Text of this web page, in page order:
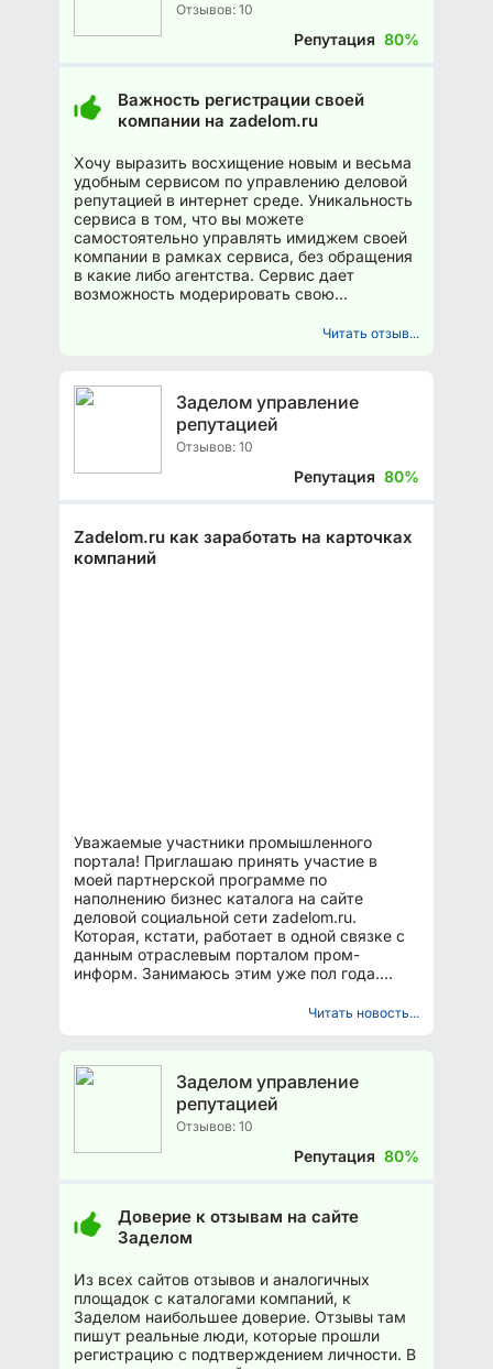
Отзывов: 10
Репутация 80%
Важность регистрации своей
компании на zadelom.ru
Хочу выразить восхищение новым и весьма
удобным сервисом по управлению деловой
репутацией в интернет среде. Уникальность
сервиса в том, что вы можете
самостоятельно управлять имиджем своей
компании в рамках сервиса, без обращения
в какие либо агентства. Сервис дает
возможность модерировать свою
Читать отзыв...
Заделом управление
репутацией
Отзывов: 10
Репутация 80%
Zadelom.ru как заработать на карточках
компаний
Уважаемые участники промышленного
портала! Приглашаю принять участие в
моей партнерской программе по
наполнению бизнес каталога на сайте
деловой социальной сети zadelom.ru.
Которая, кстати, работает в одной связке с
данным отраслевым порталом пром-
информ. Занимаюсь этим уже пол года.
Читать новость...
Заделом управление
репутацией
Отзывов: 10
Репутация 80%
Доверие к отзывам на сайте
Заделом
Из всех сайтов отзывов и аналогичных
площадок с каталогами компаний, к
Заделом наибольшее доверие. Отзывы там
пишут реальные люди, которые прошли
регистрацию с подтверждением личности. В